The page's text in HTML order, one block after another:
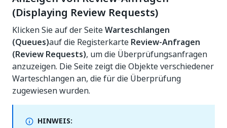
(Displaying Review Requests)
Klicken Sie auf der SeiteWarteschlangen
(Queues)auf die Registerkarte Review-Anfragen
(Review Requests), um die Überprüfungsanfragen
anzuzeigen. Die Seite zeigt die Objekte verschiedener
Warteschlangen an, die für die Überprüfung
zugewiesen wurden.
HINWEIS: